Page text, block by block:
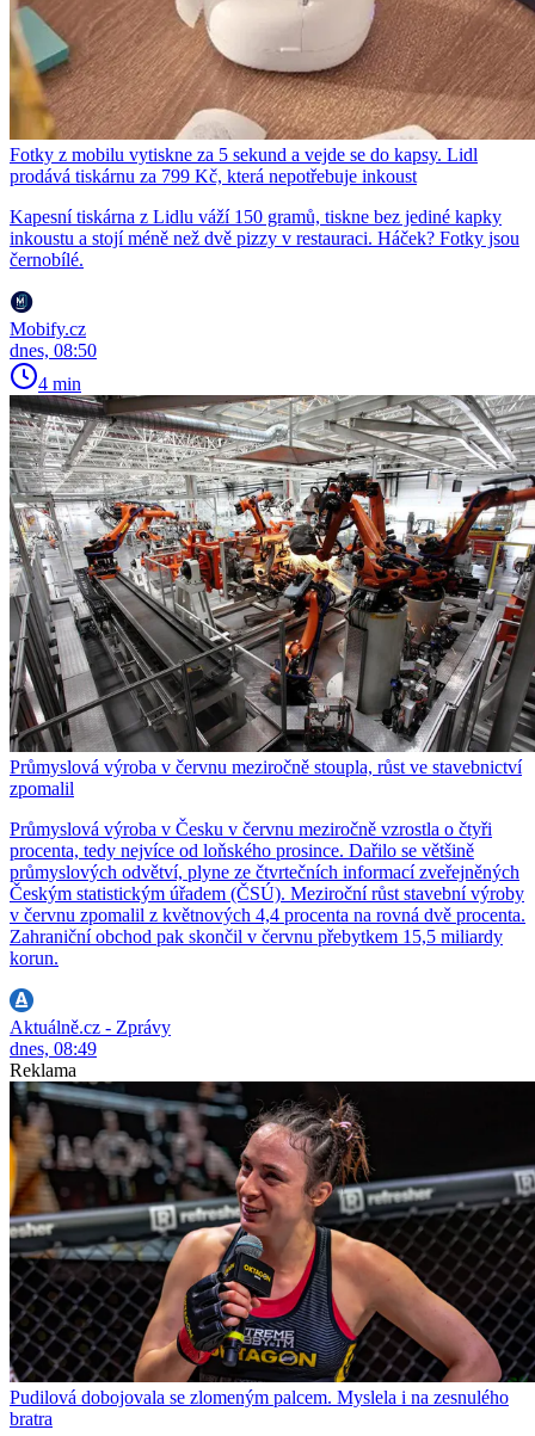
Fotky z mobilu vytiskne za 5 sekund a vejde se do kapsy. Lidl
prodává tiskárnu za 799 Kč, která nepotřebuje inkoust
Kapesní tiskárna z Lidlu váží 150 gramů, tiskne bez jediné kapky
inkoustu a stojí méně než dvě pizzy v restauraci. Háček? Fotky jsou
černobílé.
Mobify.cz
dnes, 08:50
4 min
Průmyslová výroba v červnu meziročně stoupla, růst ve stavebnictví
zpomalil
Průmyslová výroba v Česku v červnu meziročně vzrostla o čtyři
procenta, tedy nejvíce od loňského prosince. Dařilo se většině
průmyslových odvětví, plyne ze čtvrtečních informací zveřejněných
Českým statistickým úřadem (ČSÚ). Meziroční růst stavební výroby
v červnu zpomalil z květnových 4,4 procenta na rovná dvě procenta.
Zahraniční obchod pak skončil v červnu přebytkem 15,5 miliardy
korun.
Aktuálně.cz - Zprávy
dnes, 08:49
Reklama
Pudilová dobojovala se zlomeným palcem. Myslela i na zesnulého
bratra